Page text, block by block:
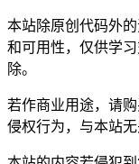
本站除原创代码外
和可用性，仅供学
除。
若作商业用途，请
侵权行为，与本站无